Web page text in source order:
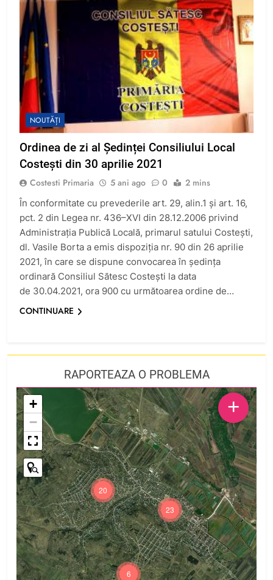
NOUTĂȚI
Ordinea de zi al Ședinței Consiliului Local
Costești din 30 aprilie 2021
Costesti Primaria 5 ani ago 0 2 mins
În conformitate cu prevederile art. 29, alin.1 şi art. 16,
pct. 2 din Legea nr. 436–XVI din 28.12.2006 privind
Administraţia Publică Locală, primarul satului Costeşti,
dl. Vasile Borta a emis dispoziţia nr. 90 din 26 aprilie
2021, în care se dispune convocarea în ședința
ordinară Consiliul Sătesc Costești la data
de 30.04.2021, ora 900 cu următoarea ordine de…
CONTINUARE
RAPORTEAZA O PROBLEMA
23
20
6
+
−
+